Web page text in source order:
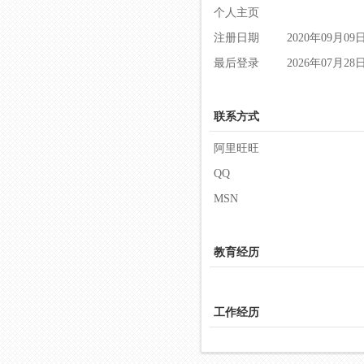
个人主页
注册日期 2020年09月09
最后登录 2026年07月28
联系方式
阿里旺旺
QQ
MSN
教育经历
工作经历